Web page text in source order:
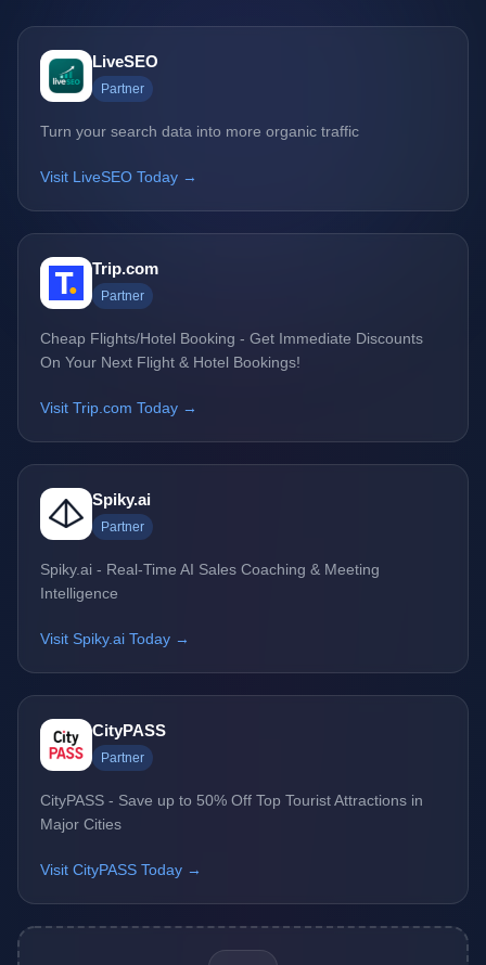
LiveSEO
Partner
Turn your search data into more organic traffic
Visit LiveSEO Today →
Trip.com
Partner
Cheap Flights/Hotel Booking - Get Immediate Discounts
On Your Next Flight & Hotel Bookings!
Visit Trip.com Today →
Spiky.ai
Partner
Spiky.ai - Real-Time AI Sales Coaching & Meeting
Intelligence
Visit Spiky.ai Today →
CityPASS
Partner
CityPASS - Save up to 50% Off Top Tourist Attractions in
Major Cities
Visit CityPASS Today →